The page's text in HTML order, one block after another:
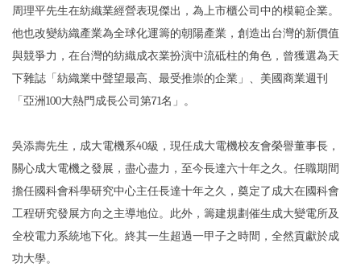
周理平先生在紡織業經營表現傑出，為上市櫃公司中的模範企業。
他也改變紡織產業為全球化運籌的朝陽產業，創造出台灣的新價值
與競爭力，在台灣的紡織成衣業扮演中流砥柱的角色，曾獲選為天
下雜誌「紡織業中聲望最高、最受推崇的企業」、美國商業週刊
「亞洲100大熱門成長公司第71名」。
吳添壽先生，成大電機系40級，現任成大電機校友會榮譽董事長，
關心成大電機之發展，盡心盡力，至今長達六十年之久。任職期間
擔任國科會科學研究中心主任長達十年之久，奠定了成大在國科會
工程研究發展方向之主導地位。此外，籌建規劃催生成大變電所及
全校電力系統地下化。終其一生超過一甲子之時間，全然貢獻於成
功大學。